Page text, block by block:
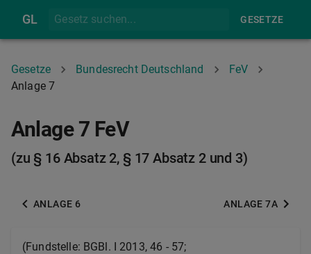
GL GESETZE
Gesetze Bundesrecht Deutschland
FeV
Anlage 7
Anlage 7 FeV
(zu § 16 Absatz 2, § 17 Absatz 2 und 3)
ANLAGE 6 ANLAGE 7A
(Fundstelle: BGBl. I 2013, 46 - 57;